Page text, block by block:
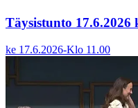
Täysistunto 17.6.2026
ke 17.6.2026-Klo 11.00